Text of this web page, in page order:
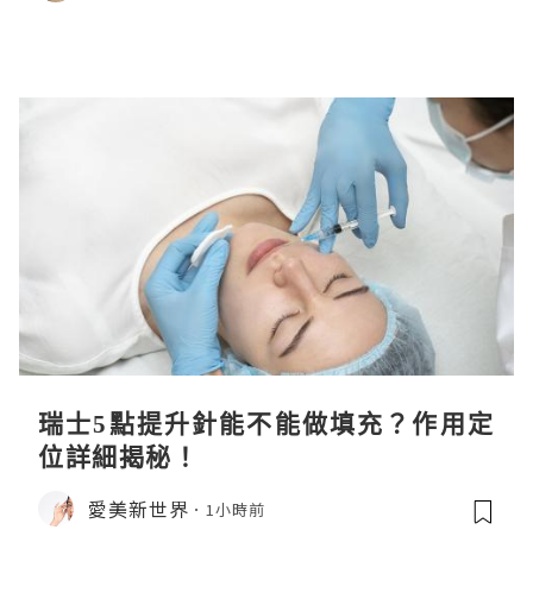
瑞士5點提升針能不能做填充？作用定
位詳細揭秘！
愛美新世界 1小時前